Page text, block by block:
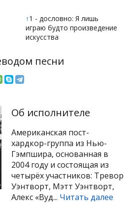
↑1 - дословно: Я лишь
играю будто произведение
искусства
песни
Об исполнителе
Американская пост-
хардкор-группа из Нью-
Гэмпшира, основанная в
2004 году и состоящая из
четырёх участников: Тревор
Уэнтворт, Мэтт Уэнтворт,
Алекс «Вуд... Читать далее